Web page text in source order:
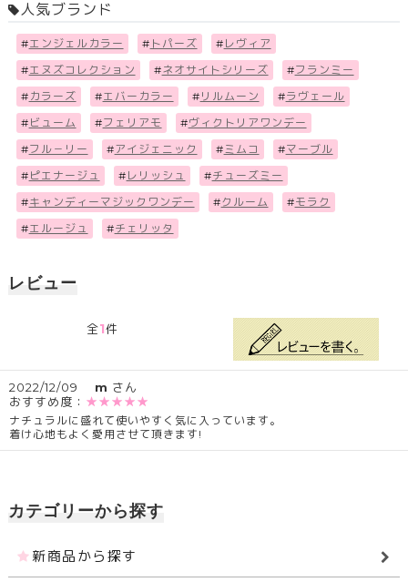
人気ブランド
#エンジェルカラー # トパーズ # レヴィア
#エヌズコレクション #ネオサイトシリーズ #フランミー
# カラーズ #エバーカラー # リルムーン #ラヴェール
# ビューム #フェリアモ #ヴィクトリアワンデー
#フル－リー #アイジェニック #ミムコ #マーブル
# ピエナージュ # レリッシュ #チューズミー
#キャンディーマジックワンデー #クルーム #モラク
#エルージュ #チェリッタ
レビュー
全1件
2022/12/09 m さん
おすすめ度： ★★★★★
ナチュラルに盛れて使いやすく気に入っています。
着け心地もよく愛用させて頂きます!
カテゴリーから探す
新商品から探す